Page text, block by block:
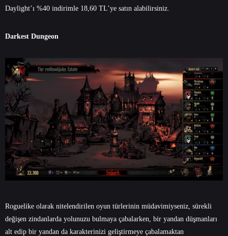
Daylight’ı %40 indirimle 18,60 TL’ye satın alabilirsiniz.
Darkest Dungeon
Roguelike olarak nitelendirilen oyun türlerinin müdavimiyseniz, sürekli
değişen zindanlarda yolunuzu bulmaya çabalarken, bir yandan düşmanları
alt edip bir yandan da karakterinizi geliştirmeye çabalamaktan